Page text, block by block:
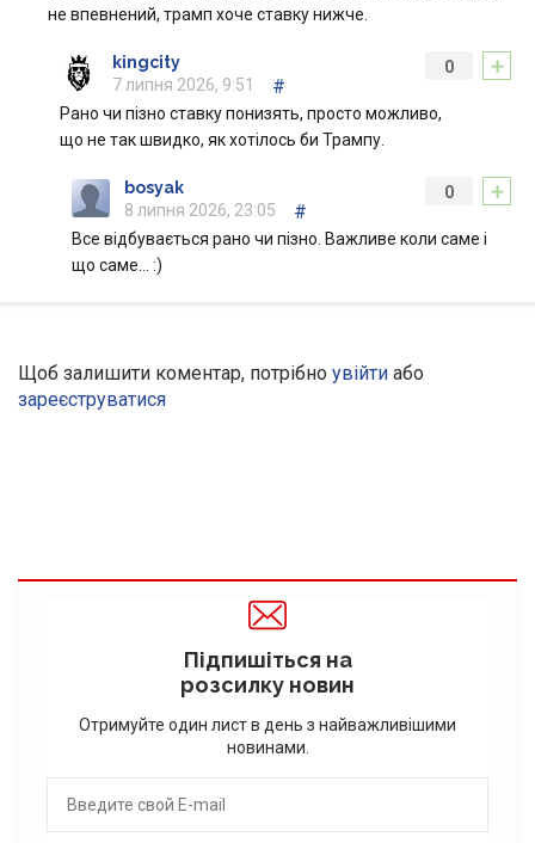
не впевнений, трамп хоче ставку нижче.
+
0
kingcity
7 липня 2026, 9:51
#
Рано чи пізно ставку понизять, просто можливо,
що не так швидко, як хотілось би Трампу.
+
0
bosyak
8 липня 2026, 23:05
#
Все відбувається рано чи пізно. Важливе коли саме і
що саме… :)
Щоб залишити коментар, потрібно увійти або
зареєструватися
Підпишіться на
розсилку новин
Отримуйте один лист в день з найважливішими
новинами.